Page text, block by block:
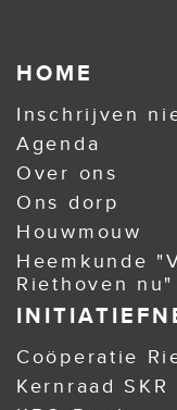
HOME
Inschrijven
Agenda
Over ons
Ons dorp
Houwmouw
Heemkunde
Riethoven nu"
Coöperatie
Kernraad SKR